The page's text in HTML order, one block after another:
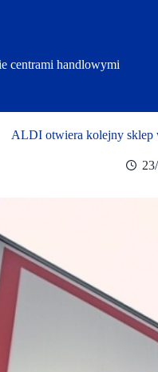
centrami handlowymi
ALDI otwiera kolejny sklep